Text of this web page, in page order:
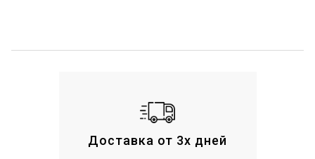
Доставка от 3х дней